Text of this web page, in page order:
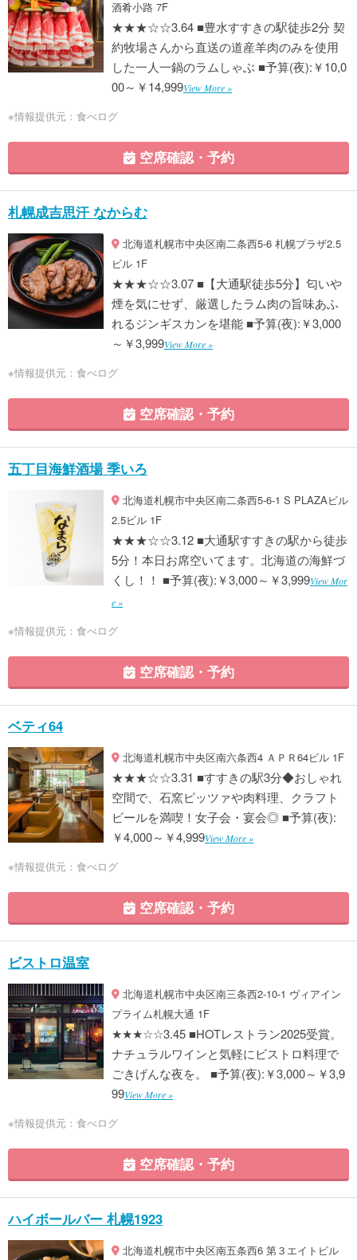
酒肴小路 7F
★★★☆☆3.64 ■豊水すすきの駅徒歩2分 契
約牧場さんから直送の道産羊肉のみを使用
した一人一鍋のラムしゃぶ ■予算(夜):￥10,0
00～￥14,999View More »
※情報提供元：食べログ
空席確認・予約
札幌成吉思汗 なからむ
北海道札幌市中央区南二条西5-6 札幌プラザ2.5
ビル 1F
★★★☆☆3.07 ■【大通駅徒歩5分】匂いや
煙を気にせず、厳選したラム肉の旨味あふ
れるジンギスカンを堪能 ■予算(夜):￥3,000
～￥3,999View More »
※情報提供元：食べログ
空席確認・予約
五丁目海鮮酒場 季いろ
北海道札幌市中央区南二条西5-6-1 S PLAZAビル
2.5ビル 1F
★★★☆☆3.12 ■大通駅すすきの駅から徒歩
5分！本日お席空いてます。北海道の海鮮づ
くし！！ ■予算(夜):￥3,000～￥3,999View Mor
e »
※情報提供元：食べログ
空席確認・予約
ベティ64
北海道札幌市中央区南六条西4 ＡＰＲ64ビル 1F
★★★☆☆3.31 ■すすきの駅3分◆おしゃれ
空間で、石窯ピッツァや肉料理、クラフト
ビールを満喫！女子会・宴会◎ ■予算(夜):
￥4,000～￥4,999View More »
※情報提供元：食べログ
空席確認・予約
ビストロ温室
北海道札幌市中央区南三条西2-10-1 ヴィアイン
プライム札幌大通 1F
★★★☆☆3.45 ■HOTレストラン2025受賞。
ナチュラルワインと気軽にビストロ料理で
ごきげんな夜を。 ■予算(夜):￥3,000～￥3,9
99View More »
※情報提供元：食べログ
空席確認・予約
ハイボールバー 札幌1923
北海道札幌市中央区南五条西6 第３エイトビル